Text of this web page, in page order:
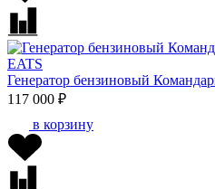
Генератор бензиновый
117 000 ₽
в корзину